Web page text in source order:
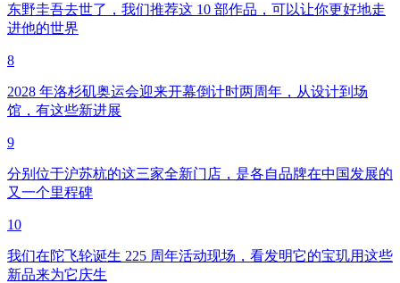
东野圭吾去世了，我们推荐这 10 部作品，可以让你更好地走
进他的世界
8
2028 年洛杉矶奥运会迎来开幕倒计时两周年，从设计到场
馆，有这些新进展
9
分别位于沪苏杭的这三家全新门店，是各自品牌在中国发展的
又一个里程碑
10
我们在陀飞轮诞生 225 周年活动现场，看发明它的宝玑用这些
新品来为它庆生